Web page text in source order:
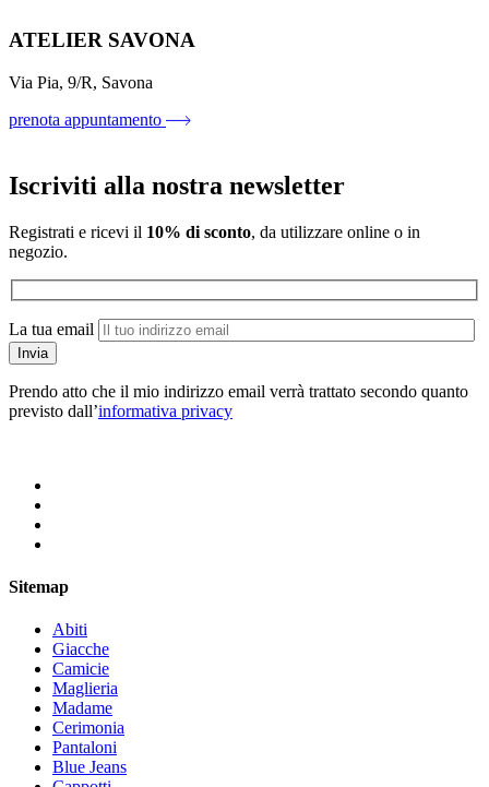
ATELIER SAVONA
Via Pia, 9/R, Savona
prenota appuntamento
Iscriviti alla nostra newsletter
Registrati e ricevi il 10% di sconto, da utilizzare online o in
negozio.
La tua email
Prendo atto che il mio indirizzo email verrà trattato secondo quanto
previsto dall’informativa privacy
Sitemap
Abiti
Giacche
Camicie
Maglieria
Madame
Cerimonia
Pantaloni
Blue Jeans